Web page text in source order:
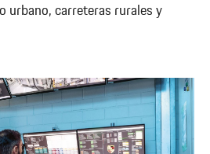
urbano, carreteras rurales y